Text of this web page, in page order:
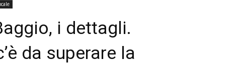
i dettagli.
da superare la